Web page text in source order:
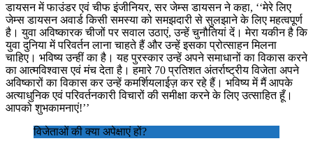
डायसन में फाउंडर एवं चीफ इंजीनियर, सर जेम्स डायसन ने कहा, ‘‘मेरे लिए
जेम्स डायसन अवार्ड किसी समस्या को समझदारी से सुलझाने के लिए महत्वपूर्ण
है। युवा अविष्कारक चीजों पर सवाल उठाएं, उन्हें चुनौतियां दें। मेरा यकीन है कि
युवा दुनिया में परिवर्तन लाना चाहते हैं और उन्हें इसका प्रोत्साहन मिलना
चाहिए। भविष्य उन्हीं का है। यह पुरस्कार उन्हें अपने समाधानों का विकास करने
का आत्मविश्वास एवं मंच देता है। हमारे 70 प्रतिशत अंतर्राष्ट्रीय विजेता अपने
अविष्कारों का विकास कर उन्हें कमर्शियलाईज़ कर रहे हैं। भविष्य में मैं आपके
अत्याधुनिक एवं परिवर्तनकारी विचारों की समीक्षा करने के लिए उत्साहित हूँ।
आपको शुभकामनाएं!’’
विजेताओं की क्या अपेक्षाएं हों?